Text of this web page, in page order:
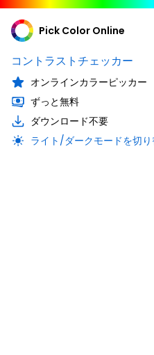
Pick Color Online
コントラストチェッカー
オンラインカラーピッカー
ずっと無料
ダウンロード不要
ライト/ダークモードを切り